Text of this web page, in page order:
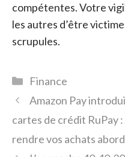
compétentes. Votre
les autres d’être
scrupules.
Catégories
Finance
Amazon Pay
cartes de crédit RuPay
rendre vos achats